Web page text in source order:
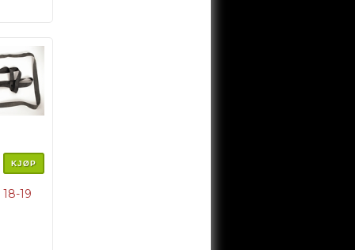
KJØP
19